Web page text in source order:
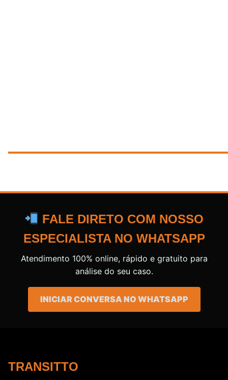
FALE DIRETO COM NOSSO
ESPECIALISTA NO WHATSAPP
Atendimento 100% online, rápido e gratuito para
análise do seu caso.
INICIAR CONVERSA NO WHATSAPP
TRANSITTO